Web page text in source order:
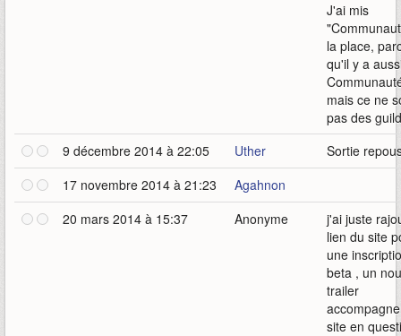
J'ai mis
la place,
qu'il y a
mais ce ne
pas des
9 décembre 2014 à 22:05
Uther
Sortie
17 novembre 2014 à 21:23
Agahnon
20 mars 2014 à 15:37
Anonyme
j'ai juste
lien du site
une
beta , un
trailer
site en